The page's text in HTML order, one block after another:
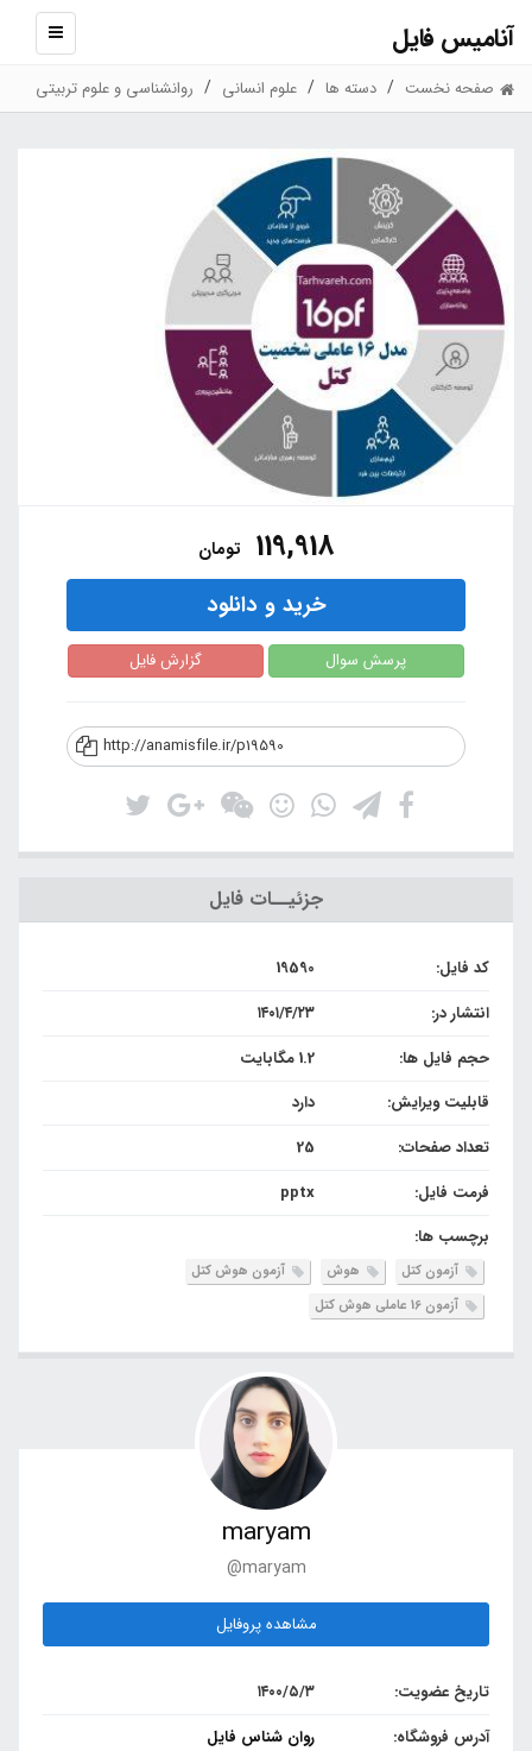
آنامیس فایل
نمایش
صفحه نخست دسته ها علوم انسانی روانشناسی و علوم تربیتی
119,918 تومان
خرید و دانلود
پرسش سوال گزارش فایل
http://anamisfile.ir/p19590
جزئیــات فایل
کد فایل:
19590
انتشار در:
۱۴۰۱/۴/۲۳
حجم فایل ها:
1.2 مگابایت
قابلیت ویرایش:
دارد
تعداد صفحات:
25
فرمت فایل:
pptx
برچسب ها:
آزمون کتل هوش
آزمون هوش کتل
آزمون 16 عاملی هوش کتل
maryam
@maryam
مشاهده پروفایل
تاریخ عضویت:
۱۴۰۰/۵/۳
آدرس فروشگاه:
روان شناس فایل